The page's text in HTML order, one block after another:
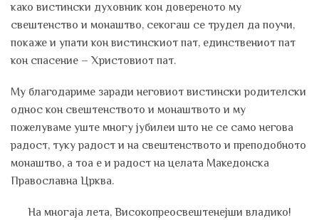
како вистински духовник кон довереното му
свештенство и монаштво, секогаш се трудел да поучи,
покаже и упати кон вистинскиот пат, единствениот пат
кон спасение – Христовиот пат.
Му благодариме заради неговиот вистински родителски
однос кон свештенството и монаштвото и му
пожелуваме уште многу јубилеи што не се само негова
радост, туку радост и на свештенството и преподобното
монаштво, а тоа е и радост на целата Македонска
Православна Црква.
На многаја лета, Високопреосвештенејши владико!